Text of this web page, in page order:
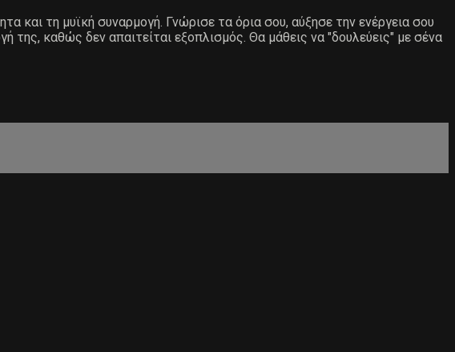
και τη μυϊκή συναρμογή. Γνώρισε τα όρια σου, αύξησε την ενέργεια σου
καθώς δεν απαιτείται εξοπλισμός. Θα μάθεις να "δουλεύεις" με σένα